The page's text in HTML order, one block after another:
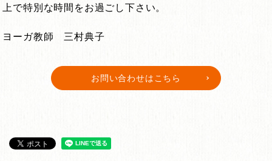
上で特別な時間をお過ごし下さい。
ヨーガ教師 三村典子
お問い合わせはこちら